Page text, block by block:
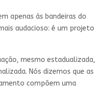
apenas às bandeiras do
audacioso: é um projeto
mesmo estadualizada,
Nós dizemos que as
compõem uma